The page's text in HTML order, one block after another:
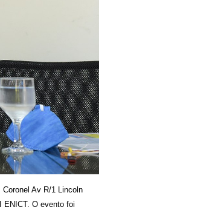
Av R/1 Lincoln
ENICT. O evento foi